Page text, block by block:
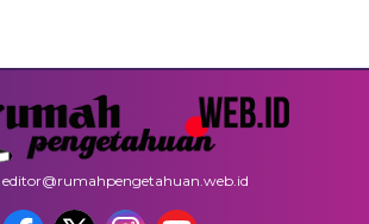
editor@rumahpengetahuan.web.id